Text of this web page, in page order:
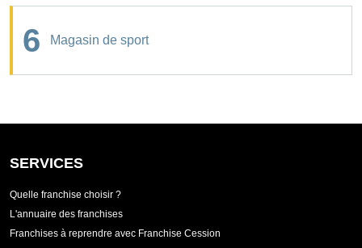
6 Magasin de sport
SERVICES
Quelle franchise choisir ?
L'annuaire des franchises
Franchises à reprendre avec Franchise Cession